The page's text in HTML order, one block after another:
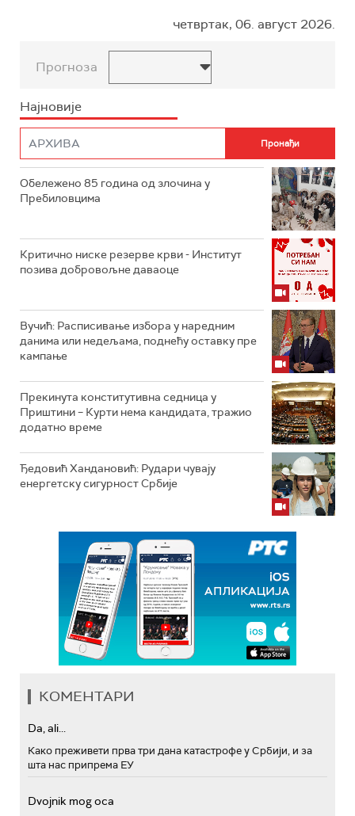
четвртак, 06. август 2026.
Прогноза
Најновије
Обележено 85 година од злочина у
Пребиловцима
Критично ниске резерве крви - Институт
позива добровољне даваоце
Вучић: Расписивање избора у наредним
данима или недељама, поднећу оставку пре
кампање
Прекинута конститутивна седница у
Приштини – Курти нема кандидата, тражио
додатно време
Ђедовић Хандановић: Рудари чувају
енергетску сигурност Србије
КОМЕНТАРИ
Da, ali...
Како преживети прва три дана катастрофе у Србији, и за
шта нас припрема ЕУ
Dvojnik mog oca